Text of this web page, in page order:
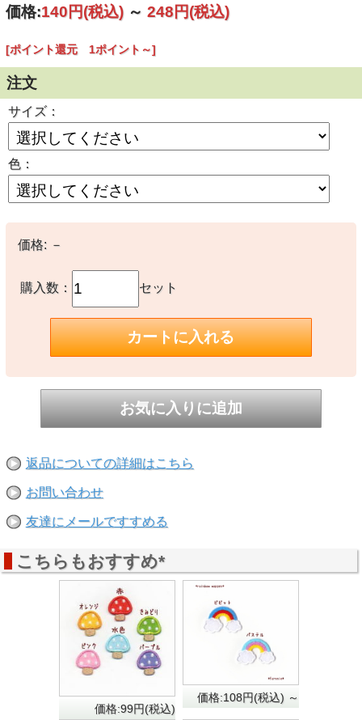
価格:140円(税込) ～ 248円(税込)
[ポイント還元 1ポイント～]
注文
サイズ：
色：
価格:－
購入数： セット
返品についての詳細はこちら
お問い合わせ
友達にメールですすめる
こちらもおすすめ*
価格:99円(税込)
価格:108円(税込) ～